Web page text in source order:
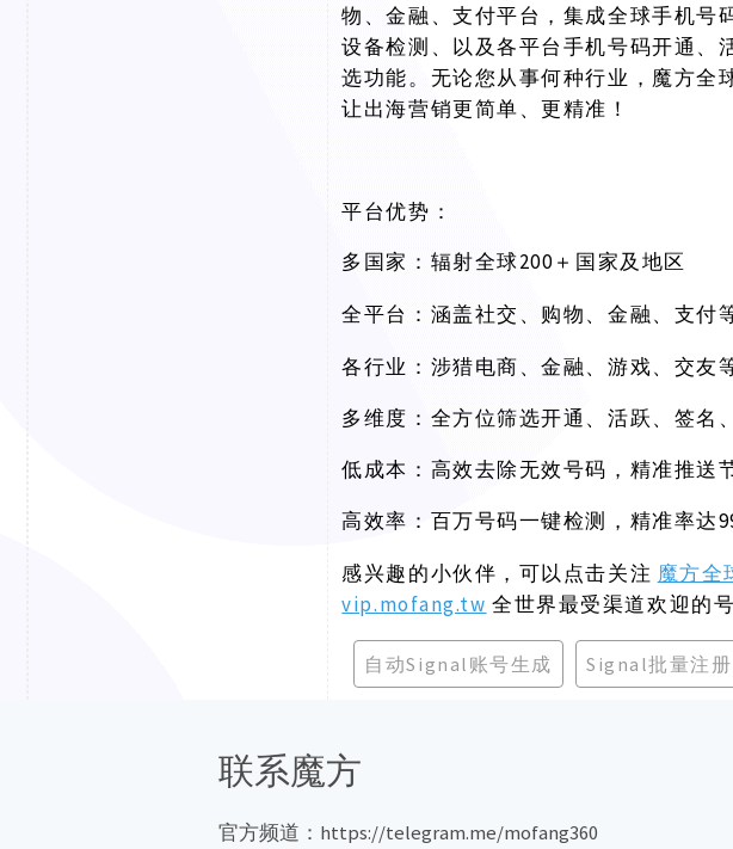
物、金融、支付平台，集成全球手机号
设备检测、以及各平台手机号码开通、
选功能。无论您从事何种行业，魔方全
让出海营销更简单、更精准！
平台优势：
多国家：辐射全球200＋国家及地区
全平台：涵盖社交、购物、金融、支付
各行业：涉猎电商、金融、游戏、交友
多维度：全方位筛选开通、活跃、签名
低成本：高效去除无效号码，精准推送
高效率：百万号码一键检测，精准率达
感兴趣的小伙伴，可以点击关注 魔方全
vip.mofang.tw 全世界最受渠道欢迎的
自动Signal账号生成 Signal批量注
联系魔方
官方频道：https://telegram.me/mofang360